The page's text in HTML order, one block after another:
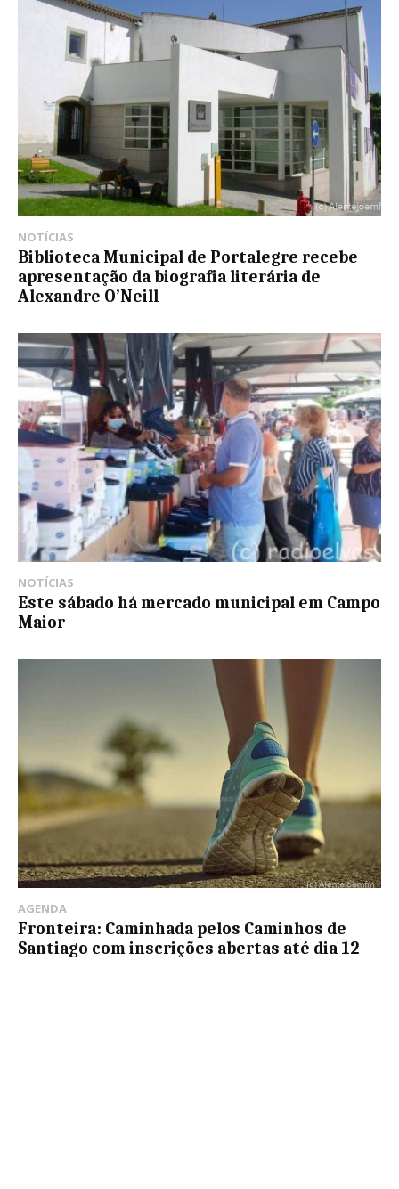
NOTÍCIAS
Biblioteca Municipal de Portalegre recebe
apresentação da biografia literária de
Alexandre O’Neill
NOTÍCIAS
Este sábado há mercado municipal em Campo
Maior
AGENDA
Fronteira: Caminhada pelos Caminhos de
Santiago com inscrições abertas até dia 12